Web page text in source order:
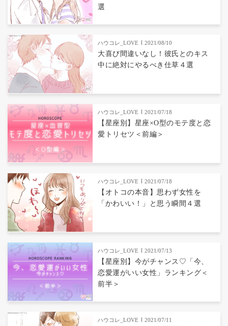
選
ハウコレ_LOVE 2021/08/10
大喜び間違いなし！彼氏とのキス
中に絶対にやるべき仕草４選
ハウコレ_LOVE 2021/07/18
【星座別】星座×O型のモテ度と恋
愛トリセツ＜前編＞
ハウコレ_LOVE 2021/07/18
【オトコの本音】思わず女性を
「かわいい！」と思う瞬間４選
ハウコレ_LOVE 2021/07/13
【星座別】今がチャンス♡「今、
恋愛運がいい女性」ランキング＜
前半＞
ハウコレ_LOVE 2021/07/11